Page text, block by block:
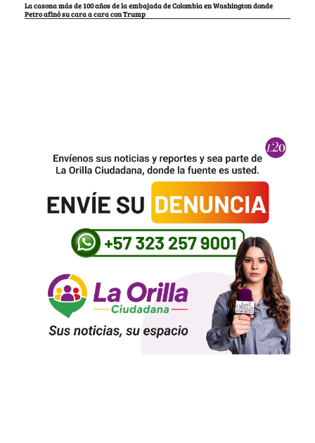
La casona más de 100 años de la embajada de Colombia en Washington donde
Petro afinó su cara a cara con Trump